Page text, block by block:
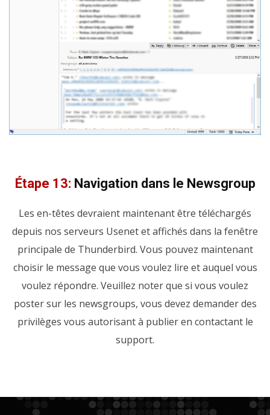
Étape 13: Navigation dans le Newsgroup
Les en-têtes devraient maintenant être téléchargés
depuis nos serveurs Usenet et affichés dans la fenêtre
principale de Thunderbird. Vous pouvez maintenant
choisir le message que vous voulez lire et auquel vous
voulez répondre. Veuillez noter que si vous voulez
poster sur les newsgroups, vous devez demander des
privilèges vous autorisant à publier en contactant le
support.